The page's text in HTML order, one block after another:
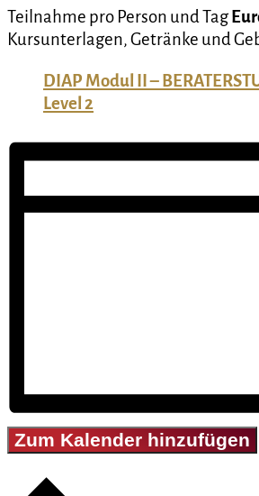
Teilnahme pro Person und Tag
Kursunterlagen, Getränke und
DIAP Modul II –
Level 2
Zum Kalender hinzufügen